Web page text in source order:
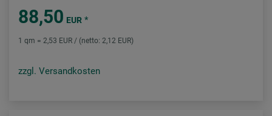
88,50 EUR *
1 qm = 2,53 EUR / (netto: 2,12 EUR)
zzgl. Versandkosten